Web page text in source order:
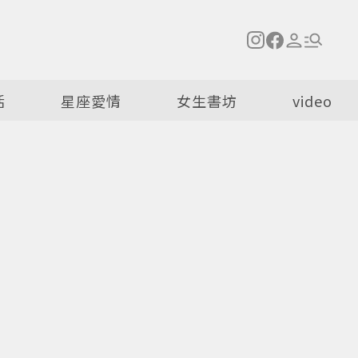
星座愛情 女生書坊 video